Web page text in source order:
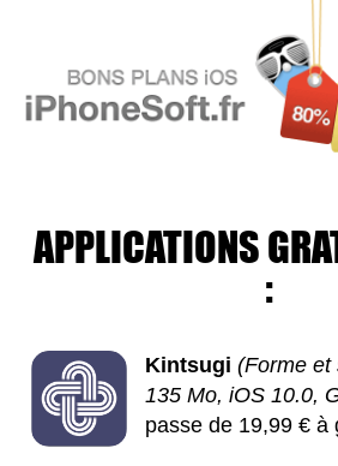
APPLICATIONS
:
Kintsugi (Forme et
135 Mo, iOS 10.0,
passe de 19,99 € à